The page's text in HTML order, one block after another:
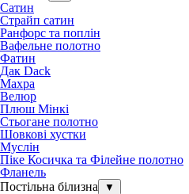
Сатин
Страйп сатин
Ранфорс та поплін
Вафельне полотно
Фатин
Дак Dack
Махра
Велюр
Плюш Мінкі
Стьогане полотно
Шовкові хустки
Муслін
Піке Косичка та Філейне полотно
Фланель
Постільна білизна
▼